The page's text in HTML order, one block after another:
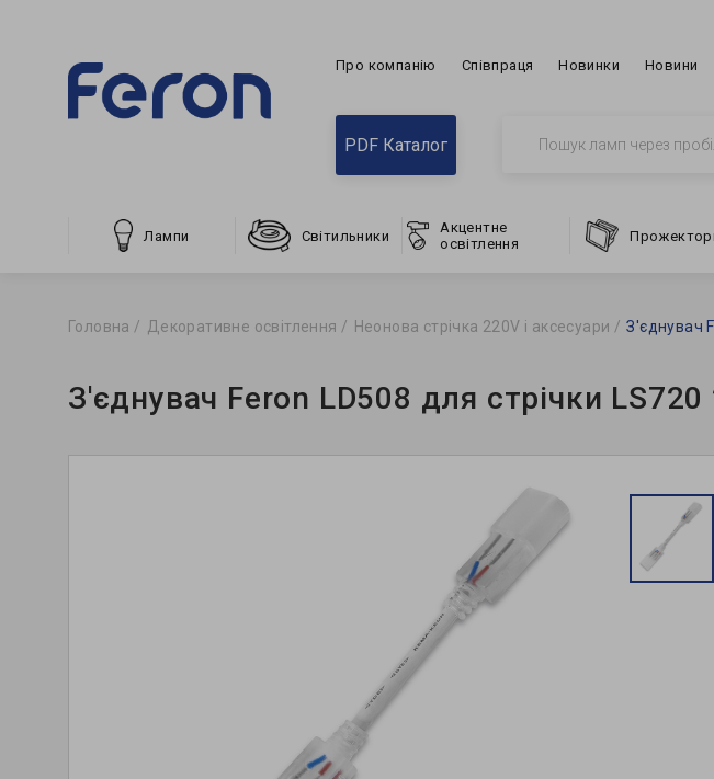
Про компанію Співпраця Новинки Новини
PDF Каталог
Лампи Світильники
Акцентне
освітлення
Головна Декоративне освітлення Неонова стрічка 220V і аксесуари З'єднувач
З'єднувач Feron LD508 для стрічки LS720